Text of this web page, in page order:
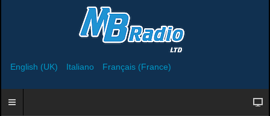
English (UK) Italiano Français (France)